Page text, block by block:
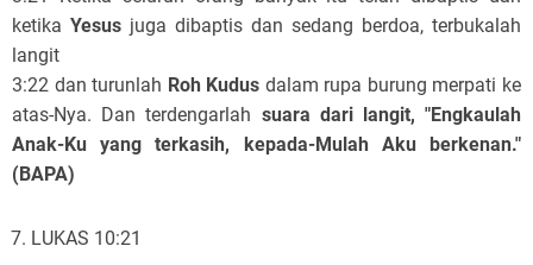
ketika Yesus juga dibaptis dan sedang berdoa, terbukalah
langit
3:22 dan turunlah Roh Kudus dalam rupa burung merpati ke
atas-Nya. Dan terdengarlah suara dari langit, "Engkaulah
Anak-Ku yang terkasih, kepada-Mulah Aku berkenan."
(BAPA)
LUKAS 10:21